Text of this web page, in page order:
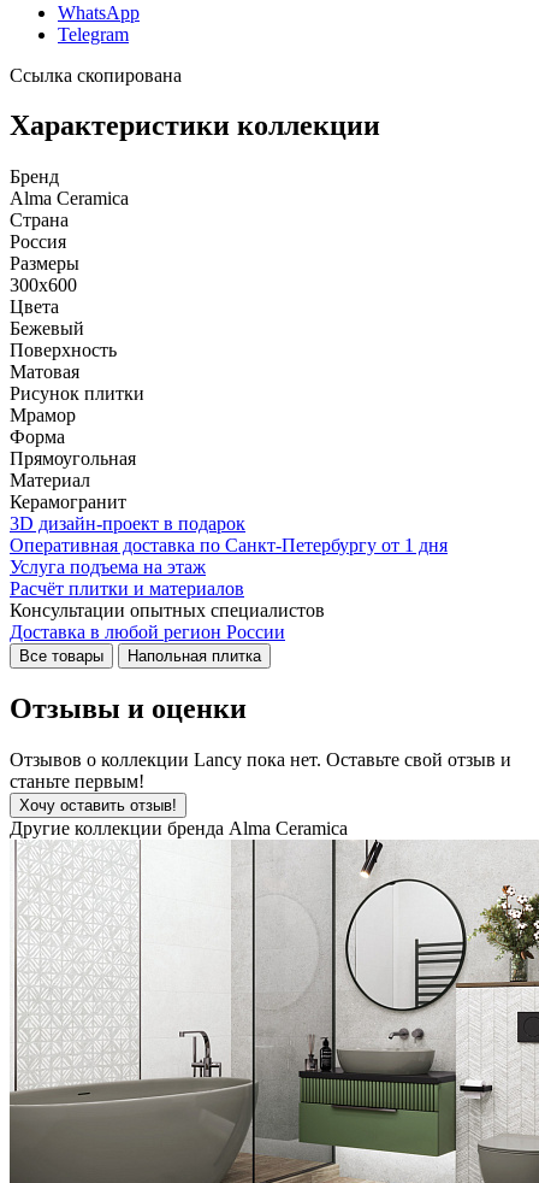
WhatsApp
Telegram
Ссылка скопирована
Характеристики коллекции
Бренд
Alma Ceramica
Страна
Россия
Размеры
300x600
Цвета
Бежевый
Поверхность
Матовая
Рисунок плитки
Мрамор
Форма
Прямоугольная
Материал
Керамогранит
3D дизайн-проект в подарок
Оперативная доставка по Санкт-Петербургу от 1 дня
Услуга подъема на этаж
Расчёт плитки и материалов
Консультации опытных специалистов
Доставка в любой регион России
Все товары Напольная плитка
Отзывы и оценки
Отзывов о коллекции Lancy пока нет. Оставьте свой отзыв и
станьте первым!
Хочу оставить отзыв!
Другие коллекции бренда Alma Ceramica